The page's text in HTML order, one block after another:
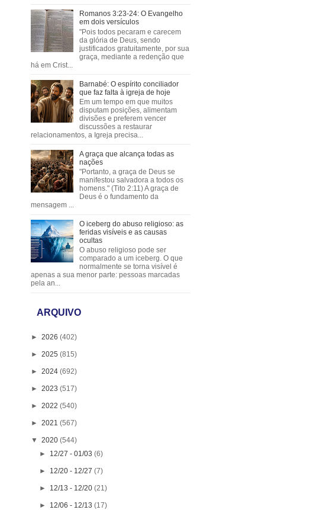
Romanos 3:23-24: O Evangelho
em dois versículos
"Pois todos pecaram e carecem
da glória de Deus, sendo
justificados gratuitamente, por sua
graça, mediante a redenção que
há em Crist...
Barnabé: O espírito conciliador
que faz falta à igreja de hoje
Em um tempo em que muitos
disputam posições, alimentam
divisões e preferem vencer
discussões a restaurar
relacionamentos, a Igreja precisa...
A graça que alcança todas as
nações
"Portanto, a graça de Deus se
manifestou salvadora a todos os
homens." (Tito 2:11) A graça de
Deus é o fundamento da
mensagem ...
O iceberg do abuso religioso: as
feridas visíveis e as causas
ocultas
O abuso religioso pode ser
comparado a um iceberg. O que
normalmente se torna visível é
apenas a sua menor parte: pessoas marcadas
pela an...
ARQUIVO
► 2026 (402)
► 2025 (815)
► 2024 (692)
► 2023 (517)
► 2022 (540)
► 2021 (567)
▼ 2020 (544)
► 12/27 - 01/03(6)
► 12/20 - 12/27(7)
► 12/13 - 12/20(21)
► 12/06 - 12/13(17)